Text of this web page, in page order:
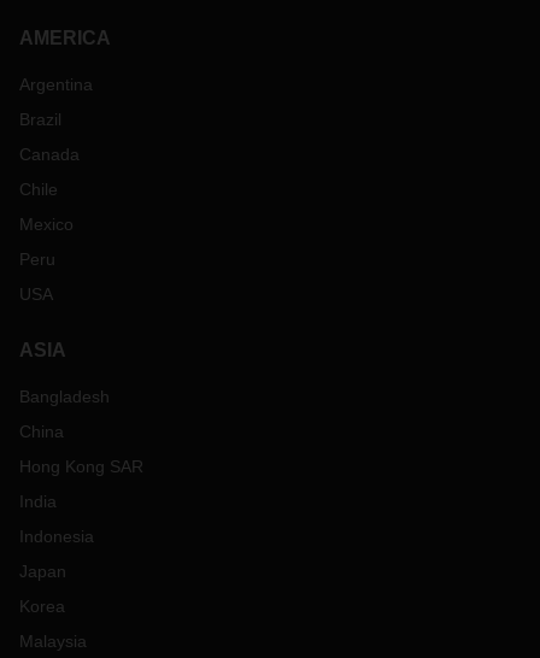
AMERICA
Argentina
Brazil
Canada
Chile
Mexico
Peru
USA
ASIA
Bangladesh
China
Hong Kong SAR
India
Indonesia
Japan
Korea
Malaysia